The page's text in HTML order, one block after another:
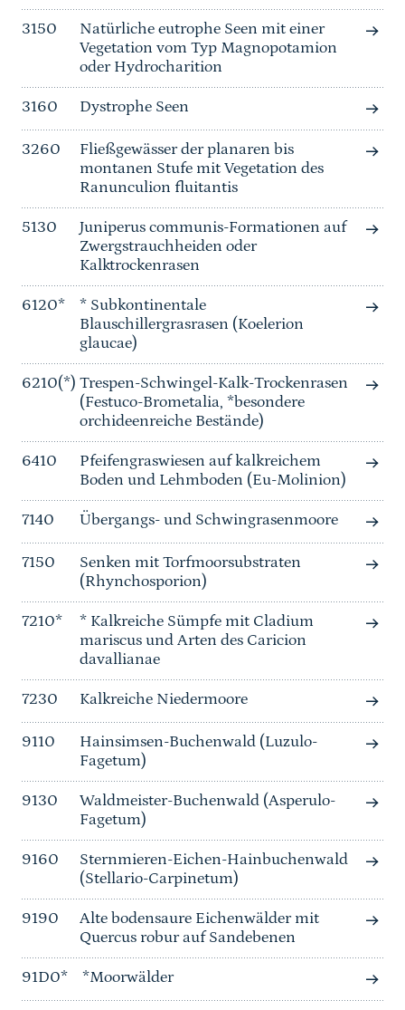
3150
Natürliche eutrophe Seen mit einer
Vegetation vom Typ Magnopotamion
oder Hydrocharition
3160 Dystrophe Seen
3260
Fließgewässer der planaren bis
montanen Stufe mit Vegetation des
Ranunculion fluitantis
5130
Juniperus communis-Formationen auf
Zwergstrauchheiden oder
Kalktrockenrasen
6120*
* Subkontinentale
Blauschillergrasrasen (Koelerion
glaucae)
6210(*) Trespen-Schwingel-Kalk-Trockenrasen
(Festuco-Brometalia, *besondere
orchideenreiche Bestände)
6410
Pfeifengraswiesen auf kalkreichem
Boden und Lehmboden (Eu-Molinion)
7140 Übergangs- und Schwingrasenmoore
7150
Senken mit Torfmoorsubstraten
(Rhynchosporion)
7210*
* Kalkreiche Sümpfe mit Cladium
mariscus und Arten des Caricion
davallianae
7230 Kalkreiche Niedermoore
9110
Hainsimsen-Buchenwald (Luzulo-
Fagetum)
9130
Waldmeister-Buchenwald (Asperulo-
Fagetum)
9160
Sternmieren-Eichen-Hainbuchenwald
(Stellario-Carpinetum)
9190
Alte bodensaure Eichenwälder mit
Quercus robur auf Sandebenen
91D0* *Moorwälder